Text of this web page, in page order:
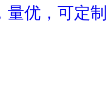
量优，可定制